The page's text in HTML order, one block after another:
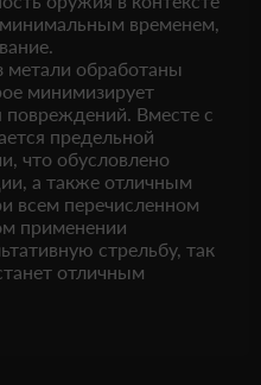
временем,
метали обработаны
минимизирует
повреждений. Вместе с
предельной
что обусловлено
а также отличным
всем перечисленном
применении
стрельбу, так
отличным